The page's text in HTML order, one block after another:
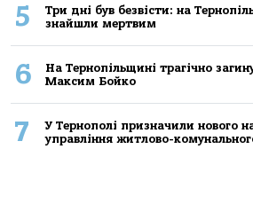
5
Три дні був безвісти: на
знайшли мертвим
6
На Тернопільщині трагічно
Максим Бойко
7
У Тернополі призначили нового
управління житлово-